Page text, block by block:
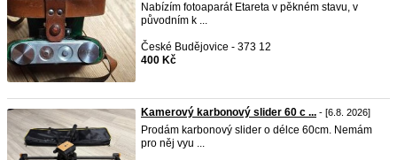
Nabízím fotoaparát Etareta v pěkném stavu, v
původním k ...
České Budějovice - 373 12
400 Kč
Kamerový karbonový slider 60 c ... - [6.8. 2026]
Prodám karbonový slider o délce 60cm. Nemám
pro něj vyu ...